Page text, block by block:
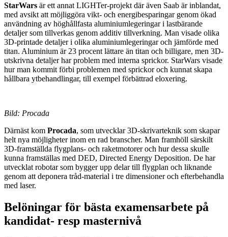
StarWars är ett annat LIGHTer-projekt där även Saab är inblandat,
med avsikt att möjliggöra vikt- och energibesparingar genom ökad
användning av höghållfasta aluminiumlegeringar i lastbärande
detaljer som tillverkas genom additiv tillverkning. Man visade olika
3D-printade detaljer i olika aluminiumlegeringar och jämförde med
titan. Aluminium är 23 procent lättare än titan och billigare, men 3D-
utskrivna detaljer har problem med interna sprickor. StarWars visade
hur man kommit förbi problemen med sprickor och kunnat skapa
hållbara ytbehandlingar, till exempel förbättrad eloxering.
Bild: Procada
Därnäst kom Procada, som utvecklar 3D-​skrivarteknik som skapar
helt nya möjligheter inom en rad branscher. Man framhöll särskilt
3D-framställda flygplans- och raketmotorer och hur dessa skulle
kunna framställas med DED, Directed Energy Deposition. De har
utvecklat robotar som bygger upp delar till flygplan och liknande
genom att deponera tråd-material i tre dimensioner och efterbehandla
med laser.
Belöningar för bästa examensarbete på
kandidat- resp masternivå